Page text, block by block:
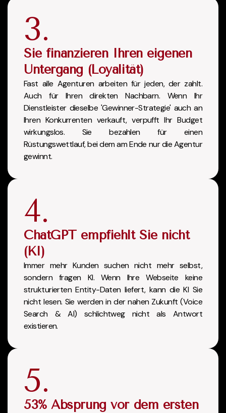
3.
Sie finanzieren Ihren eigenen
Untergang (Loyalität)
Fast alle Agenturen arbeiten für jeden, der zahlt.
Auch für Ihren direkten Nachbarn. Wenn Ihr
Dienstleister dieselbe 'Gewinner-Strategie' auch an
Ihren Konkurrenten verkauft, verpufft Ihr Budget
wirkungslos. Sie bezahlen für einen
Rüstungswettlauf, bei dem am Ende nur die Agentur
gewinnt.
4.
ChatGPT empfiehlt Sie nicht
(KI)
Immer mehr Kunden suchen nicht mehr selbst,
sondern fragen KI. Wenn Ihre Webseite keine
strukturierten Entity-Daten liefert, kann die KI Sie
nicht lesen. Sie werden in der nahen Zukunft (Voice
Search & AI) schlichtweg nicht als Antwort
existieren.
5.
53% Absprung vor dem ersten